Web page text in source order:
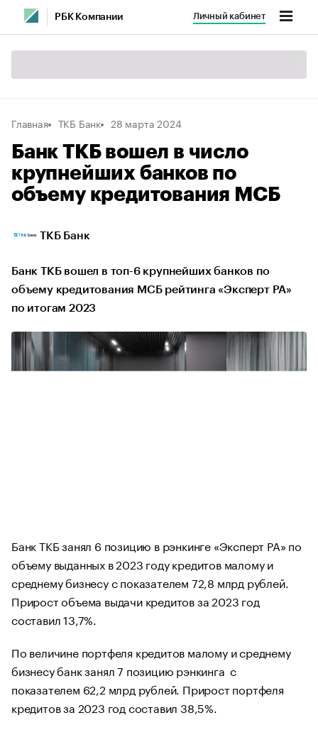
РБК Компании Личный кабинет
Главная ТКБ Банк 28 марта 2024
Банк ТКБ вошел в число
крупнейших банков по
объему кредитования МСБ
ТКБ Банк
Банк ТКБ вошел в топ-6 крупнейших банков по
объему кредитования МСБ рейтинга «Эксперт РА»
по итогам 2023
Банк ТКБ занял 6 позицию в рэнкинге «Эксперт РА» по
объему выданных в 2023 году кредитов малому и
среднему бизнесу с показателем 72,8 млрд рублей.
Прирост объема выдачи кредитов за 2023 год
составил 13,7%.
По величине портфеля кредитов малому и среднему
бизнесу банк занял 7 позицию рэнкинга с
показателем 62,2 млрд рублей. Прирост портфеля
кредитов за 2023 год составил 38,5%.